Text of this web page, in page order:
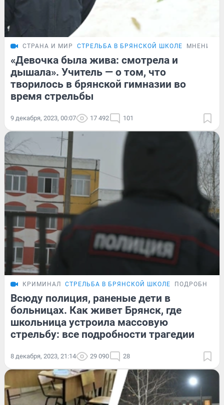
СТРАНА И МИР СТРЕЛЬБА В БРЯНСКОЙ ШКОЛЕ МНЕНИЕ
«Девочка была жива: смотрела и
дышала». Учитель — о том, что
творилось в брянской гимназии во
время стрельбы
9 декабря, 2023, 00:07 17 492 101
КРИМИНАЛ СТРЕЛЬБА В БРЯНСКОЙ ШКОЛЕ
Всюду полиция, раненые дети в
больницах. Как живет Брянск, где
школьница устроила массовую
стрельбу: все подробности трагедии
8 декабря, 2023, 21:14 29 090 28